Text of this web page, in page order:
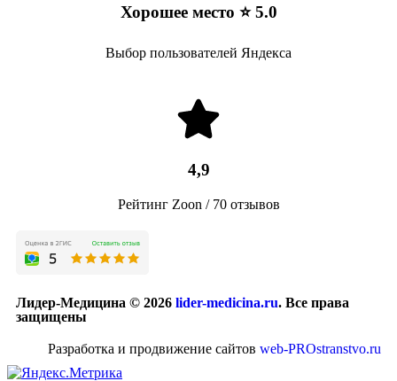
Хорошее место ⭐ 5.0
Выбор пользователей Яндекса
4,9
Рейтинг Zoon / 70 отзывов
Лидер-Медицина © 2026 lider-medicina.ru. Все права
защищены
Разработка и продвижение сайтов web-PROstranstvo.ru